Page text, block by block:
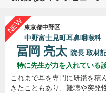
東京都中野区
中野富士見町耳鼻咽喉科
冨岡 亮太 院長 取材
特に先生が力を入れている
これまで耳を専門に研鑽を積
きたこともあり、難聴や突発